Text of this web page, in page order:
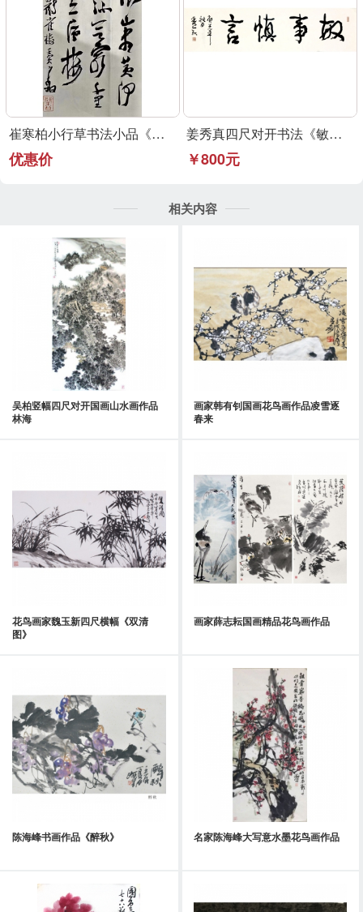
崔寒柏小行草书法小品《登鹳雀楼》可定制
优惠价
姜秀真四尺对开书法《敏事慎言》行草书法作品
￥800元
相关内容
吴柏竖幅四尺对开国画山水画作品
林海
画家韩有钊国画花鸟画作品凌雪逐
春来
花鸟画家魏玉新四尺横幅《双清
图》
画家薛志耘国画精品花鸟画作品
陈海峰书画作品《醉秋》 名家陈海峰大写意水墨花鸟画作品